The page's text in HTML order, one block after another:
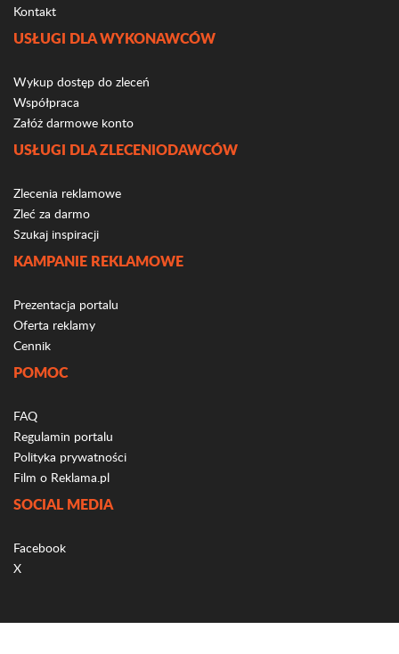
Kontakt
USŁUGI DLA WYKONAWCÓW
Wykup dostęp do zleceń
Współpraca
Załóż darmowe konto
USŁUGI DLA ZLECENIODAWCÓW
Zlecenia reklamowe
Zleć za darmo
Szukaj inspiracji
KAMPANIE REKLAMOWE
Prezentacja portalu
Oferta reklamy
Cennik
POMOC
FAQ
Regulamin portalu
Polityka prywatności
Film o Reklama.pl
SOCIAL MEDIA
Facebook
X